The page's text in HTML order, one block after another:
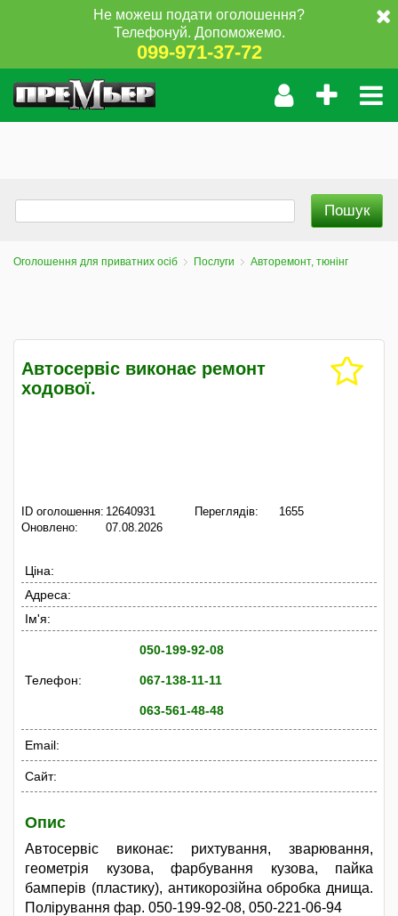
Не можеш подати оголошення?
Телефонуй. Допоможемо.
099-971-37-72
Оголошення для приватних осіб Послуги Авторемонт, тюнінг
Автосервіс виконає ремонт
ходової.
ID оголошення: 12640931
Оновлено:
07.08.2026
Переглядів: 1655
Ціна:
Адреса:
Ім'я:
Телефон:
050-199-92-08
067-138-11-11
063-561-48-48
Email:
Сайт:
Опис
Автосервіс виконає: рихтування, зварювання,
геометрія кузова, фарбування кузова, пайка
бамперів (пластику), антикорозійна обробка днища.
Полірування фар. 050-199-92-08, 050-221-06-94